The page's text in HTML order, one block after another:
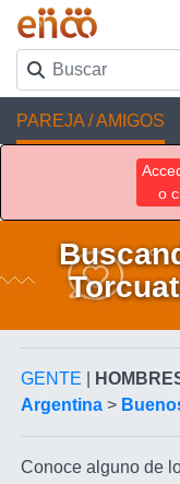
PAREJA / AMIGOS
o
GENTE
Argentina >
Conoce alguno de